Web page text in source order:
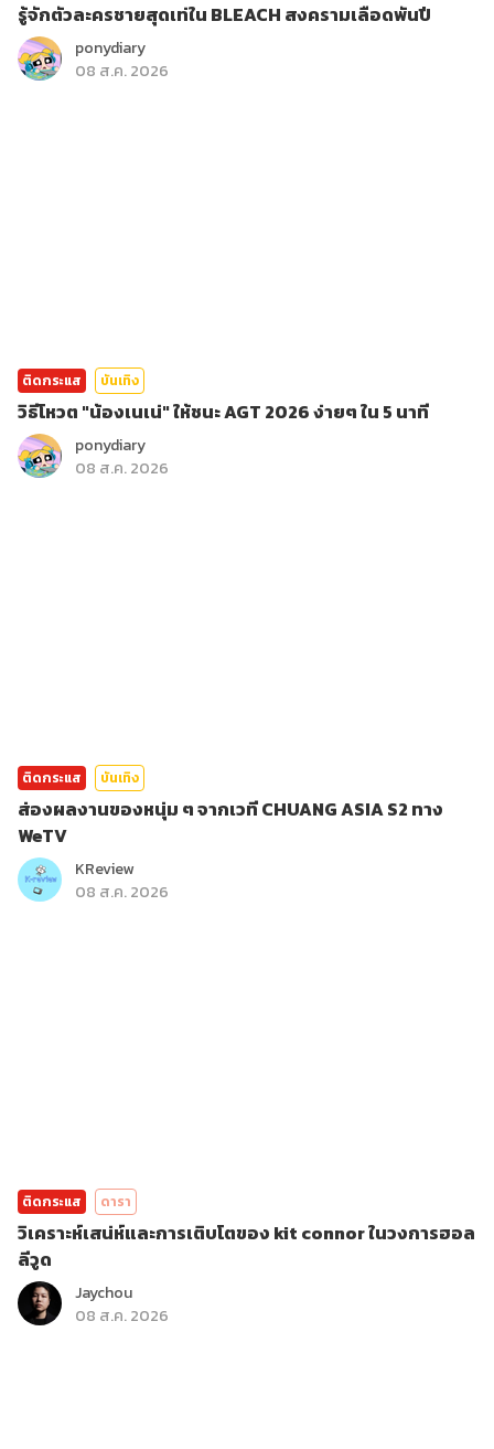
รู้จักตัวละครชายสุดเท่ใน BLEACH สงครามเลือดพันปี
ponydiary
08 ส.ค. 2026
ติดกระแส บันเทิง
วิธีโหวต "น้องเนเน่" ให้ชนะ AGT 2026 ง่ายๆ ใน 5 นาที
ponydiary
08 ส.ค. 2026
ติดกระแส บันเทิง
ส่องผลงานของหนุ่ม ๆ จากเวที CHUANG ASIA S2 ทาง
WeTV
KReview
08 ส.ค. 2026
ติดกระแส ดารา
วิเคราะห์เสน่ห์และการเติบโตของ kit connor ในวงการฮอล
ลีวูด
Jaychou
08 ส.ค. 2026